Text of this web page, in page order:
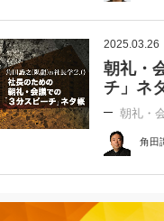
2025.03.26
朝礼・
チ」ネ
朝礼・
角田